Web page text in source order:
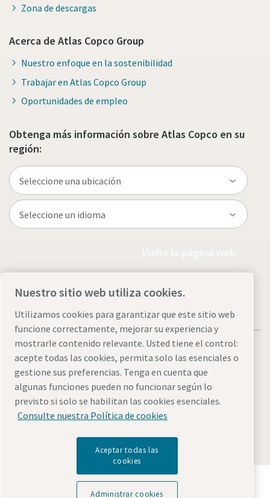
Zona de descargas
Acerca de Atlas Copco Group
Nuestro enfoque en la sostenibilidad
Trabajar en Atlas Copco Group
Oportunidades de empleo
Obtenga más información sobre Atlas Copco en su
región:
Aviso legal y aviso de privacidadAdministrar cookies
Accesibilidad
Mapa del sitio
© 2026 Atlas Copco AB
Descubre cómo Atlas Copco Group impulsa la
tecnología que transforma el futuro.
Nuestro sitio web utiliza cookies.
Utilizamos cookies para garantizar que este sitio web
funcione correctamente, mejorar su experiencia y
mostrarle contenido relevante. Usted tiene el control:
acepte todas las cookies, permita solo las esenciales o
gestione sus preferencias. Tenga en cuenta que
algunas funciones pueden no funcionar según lo
previsto si solo se habilitan las cookies esenciales.
Consulte nuestra Política de cookies
Aceptar todas las
cookies
Administrar cookies